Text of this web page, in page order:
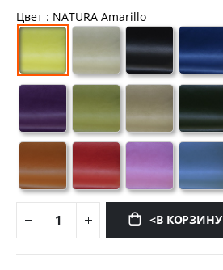
Цвет : NATURA Amarillo
<В КОРЗИНУ